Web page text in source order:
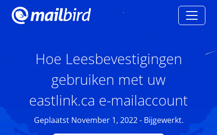
Hoe Leesbevestigingen
gebruiken met uw
eastlink.ca e-mailaccount
Geplaatst November 1, 2022 - Bijgewerkt.